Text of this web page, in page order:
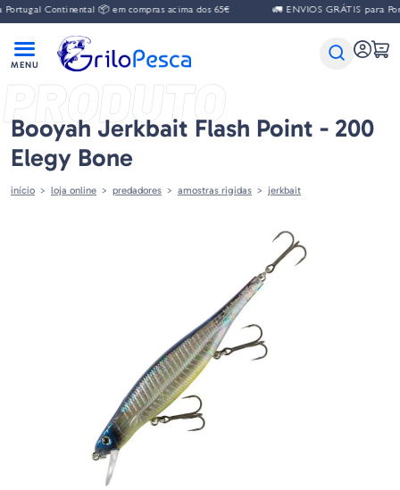
Continental 📦 em compras acima dos 65€ 🚛 ENVIOS GRÁTIS para Portugal
PRODUTO
Booyah Jerkbait Flash Point - 200
Elegy Bone
início loja online predadores amostras rigidas jerkbait